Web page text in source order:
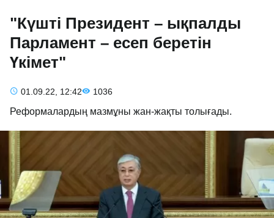
"Күшті Президент – ықпалды
Парламент – есеп беретін
Үкімет"
01.09.22, 12:42 1036
Реформалардың мазмұны жан-жақты толығады.